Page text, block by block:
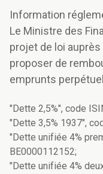
Information
Le Ministre des
projet de loi
proposer de
emprunts
"Dette 2,5%", code
"Dette 3,5% 1937",
"Dette unifiée 4%
BE0000112152;
"Dette unifiée 4%